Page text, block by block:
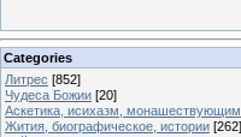
Categories
Литрес [852]
Чудеса Божии [20]
Аскетика, исихазм, монашествующим
Жития, биографическое, истории [262]